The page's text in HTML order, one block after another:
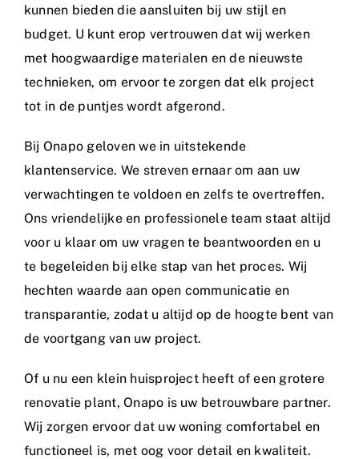
kunnen bieden die aansluiten bij uw stijl en
budget. U kunt erop vertrouwen dat wij werken
met hoogwaardige materialen en de nieuwste
technieken, om ervoor te zorgen dat elk project
tot in de puntjes wordt afgerond.
Bij Onapo geloven we in uitstekende
klantenservice. We streven ernaar om aan uw
verwachtingen te voldoen en zelfs te overtreffen.
Ons vriendelijke en professionele team staat altijd
voor u klaar om uw vragen te beantwoorden en u
te begeleiden bij elke stap van het proces. Wij
hechten waarde aan open communicatie en
transparantie, zodat u altijd op de hoogte bent van
de voortgang van uw project.
Of u nu een klein huisproject heeft of een grotere
renovatie plant, Onapo is uw betrouwbare partner.
Wij zorgen ervoor dat uw woning comfortabel en
functioneel is, met oog voor detail en kwaliteit.